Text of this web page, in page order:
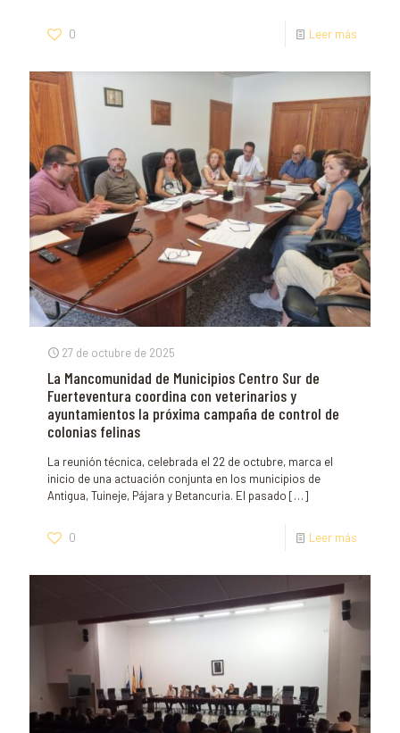
0 Leer más
27 de octubre de 2025
La Mancomunidad de Municipios Centro Sur de
Fuerteventura coordina con veterinarios y
ayuntamientos la próxima campaña de control de
colonias felinas
La reunión técnica, celebrada el 22 de octubre, marca el
inicio de una actuación conjunta en los municipios de
Antigua, Tuineje, Pájara y Betancuria. El pasado […]
0 Leer más